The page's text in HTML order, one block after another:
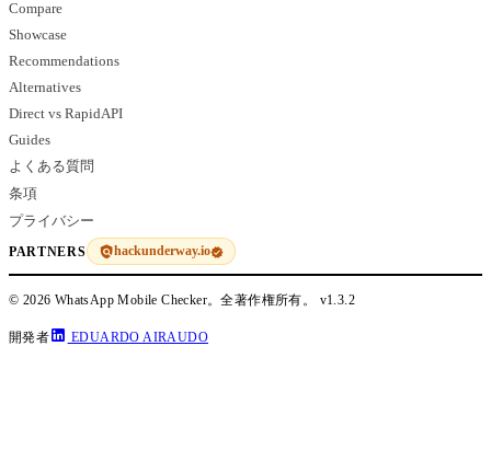
Compare
Showcase
Recommendations
Alternatives
Direct vs RapidAPI
Guides
よくある質問
条項
プライバシー
PARTNERS hackunderway.io
© 2026 WhatsApp Mobile Checker。全著作権所有。 v1.3.2
開発者 EDUARDO AIRAUDO